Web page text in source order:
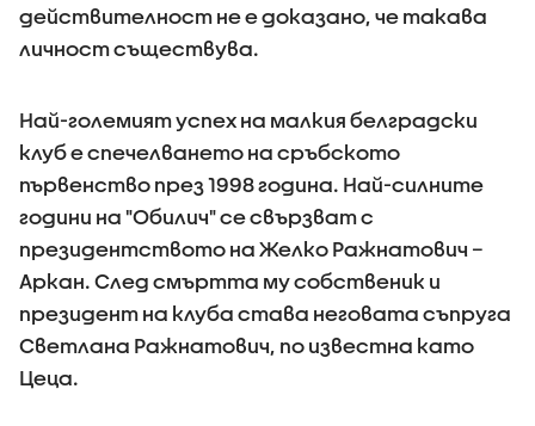
действителност не е доказано, че такава
личност съществува.
Най-големият успех на малкия белградски
клуб е спечелването на сръбското
първенство през 1998 година. Най-силните
години на "Обилич" се свързват с
президентството на Желко Ражнатович –
Аркан. След смъртта му собственик и
президент на клуба става неговата съпруга
Светлана Ражнатович, по известна като
Цеца.